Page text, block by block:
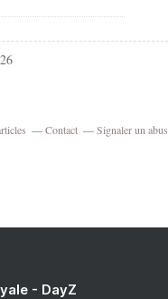
Contact Signaler un abus
- DayZ